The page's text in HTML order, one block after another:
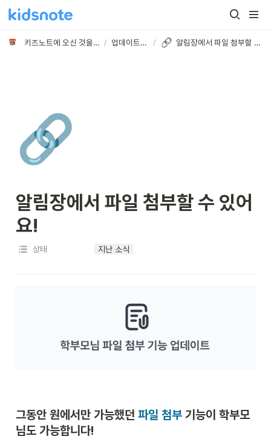
키즈노트에 오신 것을 환영합니다 / 업데이트 노트 / 알림장에서 파일 첨부할 수 있어요!
🔗
알림장에서 파일 첨부할 수 있어
요!
상태 지난 소식
그동안 원에서만 가능했던 파일 첨부 기능이 학부모
님도 가능합니다!